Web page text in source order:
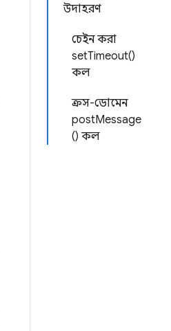
উদাহরণ
চেইন করা
setTimeout()
কল
ক্রস-ডোমেন
postMessage
() কল